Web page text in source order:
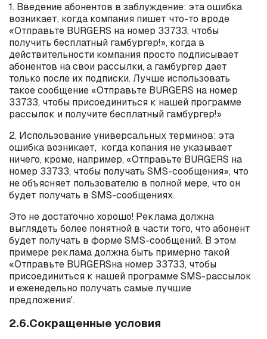
1. Введение абонентов в заблуждение: эта ошибка
возникает, когда компания пишет что-то вроде
«Отправьте BURGERS на номер 33733, чтобы
получить бесплатный гамбургер!», когда в
действительности компания просто подписывает
абонентов на свои рассылки, а гамбургер дает
только после их подписки. Лучше использовать
такое сообщение «Отправьте BURGERS на номер
33733, чтобы присоединиться к нашей программе
рассылок и получите бесплатный гамбургер!»
2. Использование универсальных терминов: эта
ошибка возникает, когда копания не указывает
ничего, кроме, например, «Отправьте BURGERS на
номер 33733, чтобы получать SMS-сообщения», что
не объясняет пользователю в полной мере, что он
будет получать в SMS-сообщениях.
Это не достаточно хорошо! Реклама должна
выглядеть более понятной в части того, что абонент
будет получать в формеSMS-сообщений. В этом
примере реклама должна быть примерно такой
«Отправьте BURGERSна номер 33733, чтобы
присоединиться к нашей программеSMS-рассылок
и еженедельно получать самые лучшие
предложения'.
2.6.Сокращенные условия